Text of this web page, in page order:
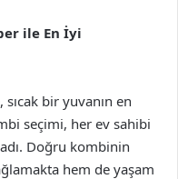
ile En İyi
sıcak bir yuvanın en
seçimi, her ev sahibi
Doğru kombinin
hem de yaşam